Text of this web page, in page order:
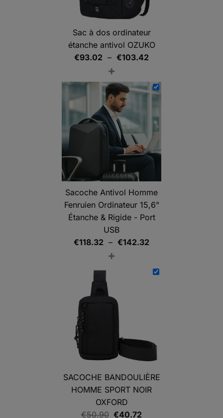
Sac à dos ordinateur
étanche antivol OZUKO
€93.02 – €103.42
prix :
€93.02
€103.42
+
Sacoche Antivol Homme
Fenruien Ordinateur 15,6"
Étanche & Rigide - Port
USB
€118.32 – €142.32
prix :
+
SACOCHE BANDOULIÈRE
HOMME SPORT NOIR
OXFORD
€50.90 Le
€40.72